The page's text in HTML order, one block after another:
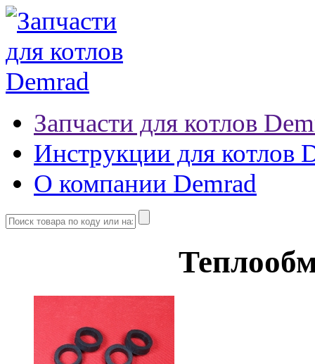
Запчасти для котлов
Инструкции для котлов
О компании Demrad